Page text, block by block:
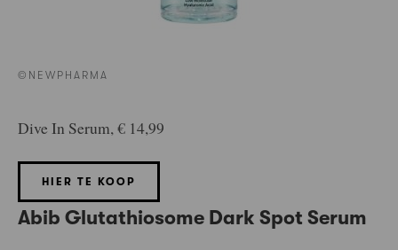
©NEWPHARMA
Dive In Serum, € 14,99
HIER TE KOOP
Abib Glutathiosome Dark Spot Serum